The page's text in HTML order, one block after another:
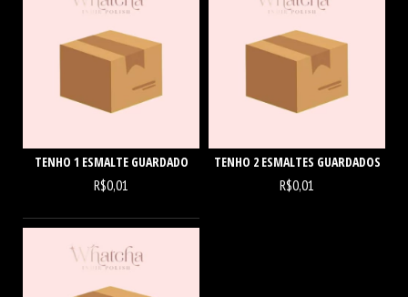
TENHO 1 ESMALTE GUARDADO
R$0,01
TENHO 2 ESMALTES GUARDADOS
R$0,01